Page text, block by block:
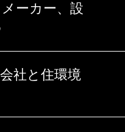
ーカー、設
社と住環境